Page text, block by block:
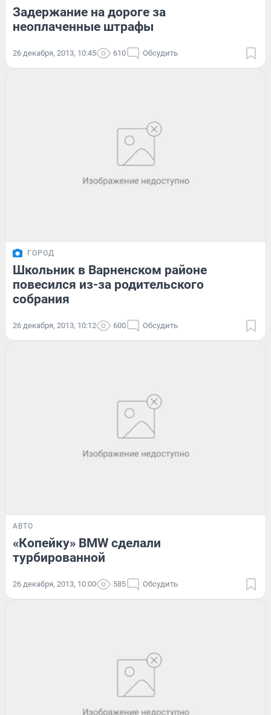
Задержание на дороге за
неоплаченные штрафы
26 декабря, 2013, 10:45 610 Обсудить
ГОРОД
Школьник в Варненском районе
повесился из-за родительского
собрания
26 декабря, 2013, 10:12 600 Обсудить
АВТО
«Копейку» BMW сделали
турбированной
26 декабря, 2013, 10:00 585 Обсудить